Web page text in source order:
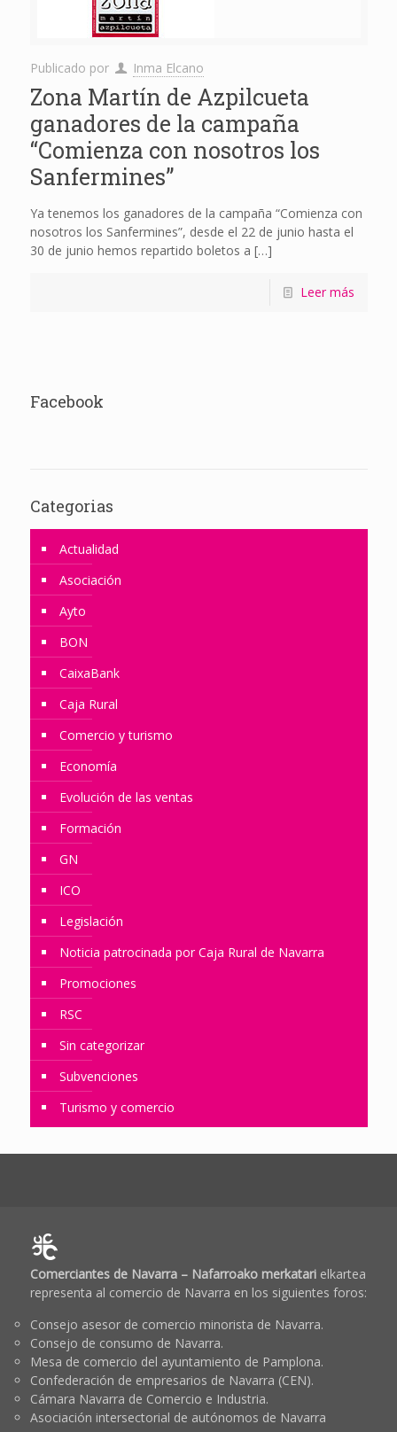
Publicado por Inma Elcano
Zona Martín de Azpilcueta
ganadores de la campaña
“Comienza con nosotros los
Sanfermines”
Ya tenemos los ganadores de la campaña “Comienza con
nosotros los Sanfermines”, desde el 22 de junio hasta el
30 de junio hemos repartido boletos a […]
Leer más
Facebook
Categorias
Actualidad
Asociación
Ayto
BON
CaixaBank
Caja Rural
Comercio y turismo
Economía
Evolución de las ventas
Formación
GN
ICO
Legislación
Noticia patrocinada por Caja Rural de Navarra
Promociones
RSC
Sin categorizar
Subvenciones
Turismo y comercio
Comerciantes de Navarra – Nafarroako merkatarielkartea
representa al comercio de Navarra en los siguientes foros:
Consejo asesor de comercio minorista de Navarra.
Consejo de consumo de Navarra.
Mesa de comercio del ayuntamiento de Pamplona.
Confederación de empresarios de Navarra (CEN).
Cámara Navarra de Comercio e Industria.
Asociación intersectorial de autónomos de Navarra